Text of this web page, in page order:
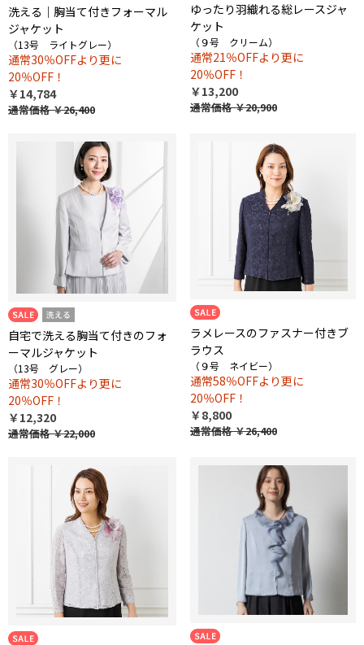
洗える｜胸当て付きフォーマル
ジャケット
（13号 ライトグレー）
通常30％OFFより更に
20％OFF！
￥14,784
通常価格￥26,400
ゆったり羽織れる総レースジャ
ケット
（９号 クリーム）
通常21％OFFより更に
20％OFF！
￥13,200
通常価格￥20,900
自宅で洗える胸当て付きのフォ
ーマルジャケット
（13号 グレー）
通常30％OFFより更に
20％OFF！
￥12,320
通常価格￥22,000
ラメレースのファスナー付きブ
ラウス
（９号 ネイビー）
通常58％OFFより更に
20％OFF！
￥8,800
通常価格￥26,400